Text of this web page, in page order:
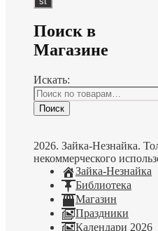
Поиск в
Магазине
Искать:
Поиск
2026. Зайка-Незнайка.
некоммерческого
Зайка-Незнайка
Библиотека
Магазин
Праздники
Календари 2026